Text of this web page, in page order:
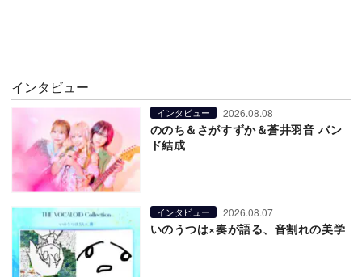
インタビュー
インタビュー 2026.08.08
ののち＆さがすずか＆蒼井羽音 バン
ド結成
インタビュー 2026.08.07
いのうつは×奏が語る、音割れの美学